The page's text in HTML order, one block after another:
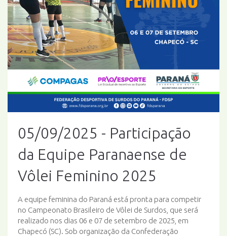
05/09/2025 - Participação
da Equipe Paranaense de
Vôlei Feminino 2025
A equipe feminina do Paraná está pronta para competir
no Campeonato Brasileiro de Vôlei de Surdos, que será
realizado nos dias 06 e 07 de setembro de 2025, em
Chapecó (SC). Sob organização da Confederação